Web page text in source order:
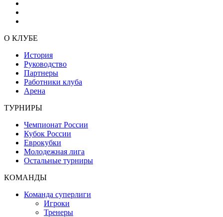
О КЛУБЕ
История
Руководство
Партнеры
Работники клуба
Арена
ТУРНИРЫ
Чемпионат России
Кубок России
Еврокубки
Молодежная лига
Остальные турниры
КОМАНДЫ
Команда суперлиги
Игроки
Тренеры